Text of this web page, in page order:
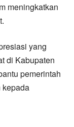
meningkatkan
yang
di Kabupaten
pemerintah
kepada